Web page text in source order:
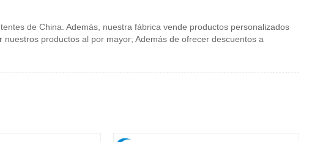
de China. Además, nuestra fábrica vende productos personalizados
productos al por mayor; Además de ofrecer descuentos a